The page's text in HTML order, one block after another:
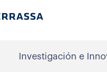
Investigación e